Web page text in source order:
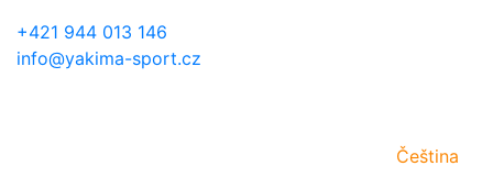
+421 944 013 146
info@yakima-sport.cz
Čeština